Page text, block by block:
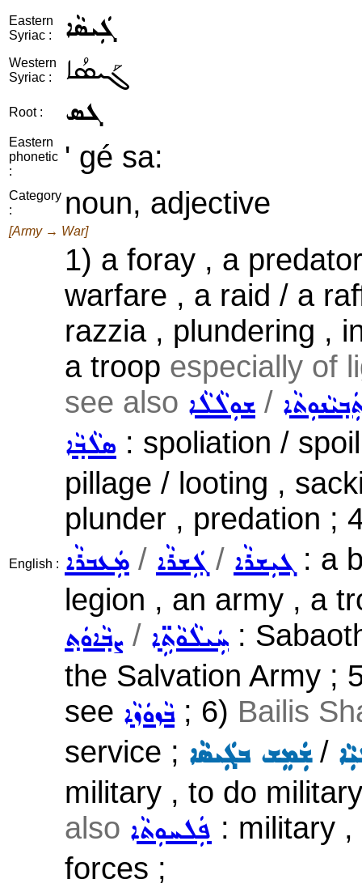
Eastern
Syriac :
ܓܲܝܣܵܐ
Western
Syriac :
ܓܰܝܣܳܐ
Root : ܓܣ
Eastern
phonetic
:
' gé sa:
Category
:
noun, adjective
[Army → War]
English :
1) a foray , a
warfare , a raid / a
razzia , plundering ,
a troop especially of
see also ܫܘܼܠܵܠܵܐ /
ܣܠܵܒ݂ܵܐ : spoliation /
pillage / looting ,
plunder , predation ;
ܡܲܥܒܪܵܐ / ܓܲܫܪܵܐ / ܓܝܼܫܪܵܐ : a
legion , an army , a
ܨܒ݂ܵܐܘܿܬ݂ / ܚܲܝܠܵܘܵܬܹ̈ܐ :
the Salvation Army ;
see ܒܵܙܘܿܙܵܐ; 6) Bailis
service ; ܫܲܡܸܫ ܒܓܲܝܣܵܐ/
military , to do
also ܦܲܠܚܘܼܬܵܐ : military
forces ;